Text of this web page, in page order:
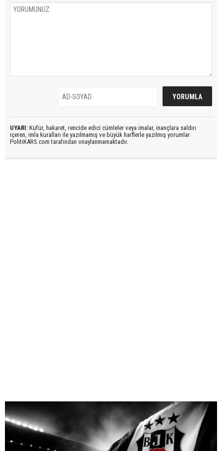
UYARI: Küfür, hakaret, rencide edici cümleler veya imalar, inançlara saldırı
içeren, imla kuralları ile yazılmamış ve büyük harflerle yazılmış yorumlar
PolitiKARS.com tarafından onaylanmamaktadır.